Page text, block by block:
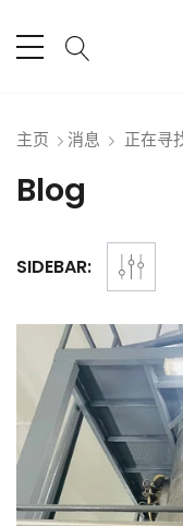
主页 消息 正在寻
Blog
SIDEBAR: